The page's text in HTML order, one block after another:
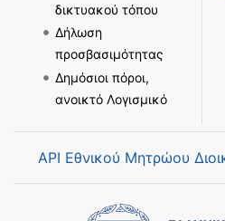
δικτυακού τόπου
Δήλωση
προσβασιμότητας
Δημόσιοι πόροι,
ανοικτό Λογισμικό
API Εθνικού Μητρώου